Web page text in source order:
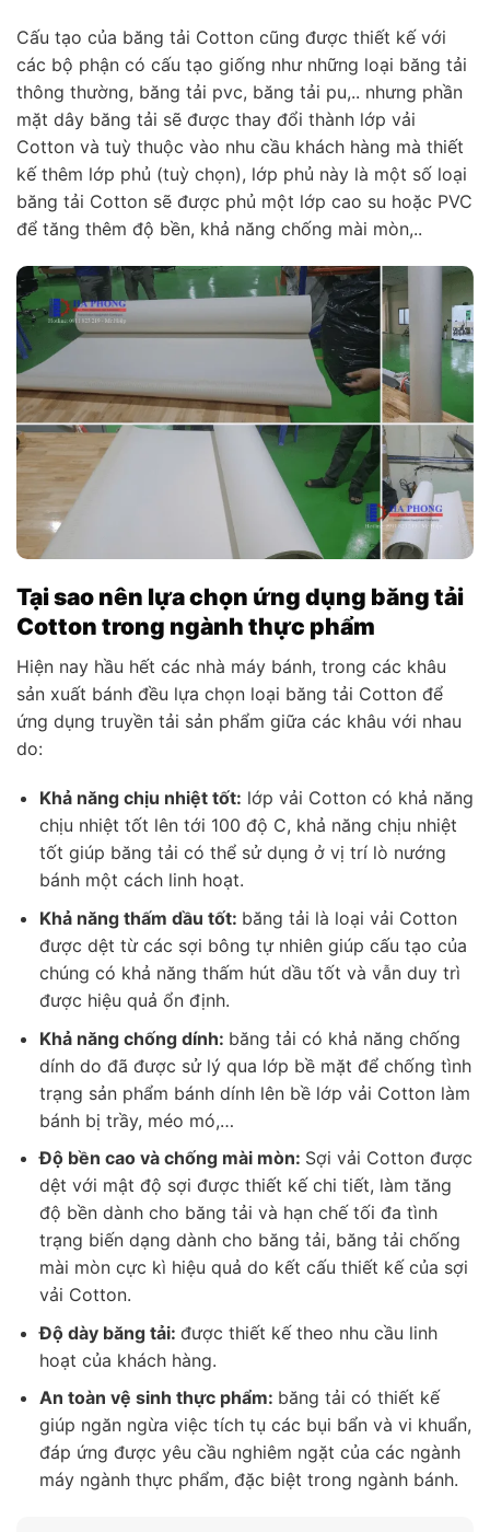
Cấu tạo của băng tải Cotton cũng được thiết kế với
các bộ phận có cấu tạo giống như những loại băng tải
thông thường, băng tải pvc, băng tải pu,.. nhưng phần
mặt dây băng tải sẽ được thay đổi thành lớp vải
Cotton và tuỳ thuộc vào nhu cầu khách hàng mà thiết
kế thêm lớp phủ (tuỳ chọn), lớp phủ này là một số loại
băng tải Cotton sẽ được phủ một lớp cao su hoặc PVC
để tăng thêm độ bền, khả năng chống mài mòn,..
Tại sao nên lựa chọn ứng dụng băng tải
Cotton trong ngành thực phẩm
Hiện nay hầu hết các nhà máy bánh, trong các khâu
sản xuất bánh đều lựa chọn loại băng tải Cotton để
ứng dụng truyền tải sản phẩm giữa các khâu với nhau
do:
Khả năng chịu nhiệt tốt: lớp vải Cotton có khả năng
chịu nhiệt tốt lên tới 100 độ C, khả năng chịu nhiệt
tốt giúp băng tải có thể sử dụng ở vị trí lò nướng
bánh một cách linh hoạt.
Khả năng thấm dầu tốt: băng tải là loại vải Cotton
được dệt từ các sợi bông tự nhiên giúp cấu tạo của
chúng có khả năng thấm hút dầu tốt và vẫn duy trì
được hiệu quả ổn định.
Khả năng chống dính: băng tải có khả năng chống
dính do đã được sử lý qua lớp bề mặt để chống tình
trạng sản phẩm bánh dính lên bề lớp vải Cotton làm
bánh bị trầy, méo mó,…
Độ bền cao và chống mài mòn: Sợi vải Cotton được
dệt với mật độ sợi được thiết kế chi tiết, làm tăng
độ bền dành cho băng tải và hạn chế tối đa tình
trạng biến dạng dành cho băng tải, băng tải chống
mài mòn cực kì hiệu quả do kết cấu thiết kế của sợi
vải Cotton.
Độ dày băng tải: được thiết kế theo nhu cầu linh
hoạt của khách hàng.
An toàn vệ sinh thực phẩm: băng tải có thiết kế
giúp ngăn ngừa việc tích tụ các bụi bẩn và vi khuẩn,
đáp ứng được yêu cầu nghiêm ngặt của các ngành
máy ngành thực phẩm, đặc biệt trong ngành bánh.